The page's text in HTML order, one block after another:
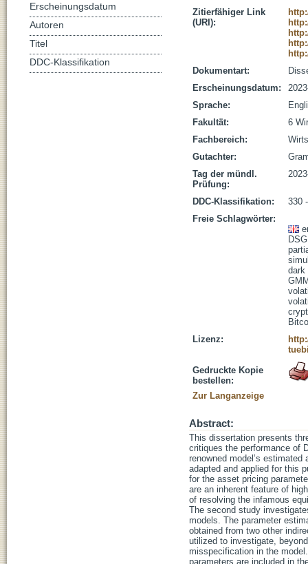
Zitierfähiger Link
(URI):
Dokumentart:
Erscheinungsdatum:
Sprache:
Fakultät:
6
Fachbereich:
Gutachter:
Tag der mündl.
Prüfung:
DDC-Klassifikation:
330
Freie Schlagwörter:
dark
Lizenz:
Gedruckte Kopie
bestellen:
Zur Langanzeige
Abstract:
This dissertation presents
critiques the performance of
renowned model’s
adapted and applied for this
for the asset pricing
are an inherent feature of
of resolving the infamous
The second study
models. The parameter
obtained from two other
utilized to investigate,
misspecification in the
parameters are included in
Erscheinungsdatum
Autoren
Titel
DDC-Klassifikation